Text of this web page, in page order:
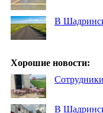
В
Хорошие новости:
В